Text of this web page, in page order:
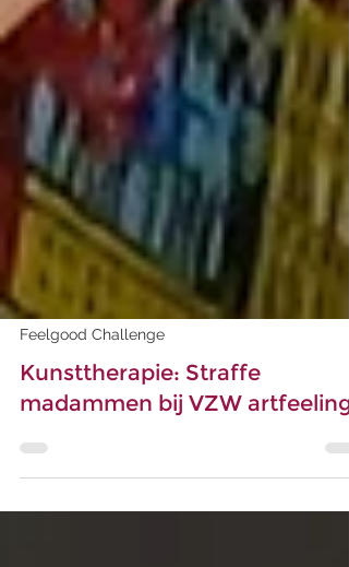
Feelgood Challenge
Kunsttherapie: Straffe
madammen bij VZW artfeelings